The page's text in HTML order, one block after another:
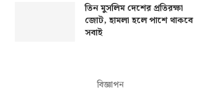
তিন মুসলিম দেশের প্রতিরক্ষা
জোট, হামলা হলে পাশে থাকবে
সবাই
বিজ্ঞাপন